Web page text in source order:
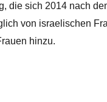
die sich 2014 nach
von israelischen
hinzu.